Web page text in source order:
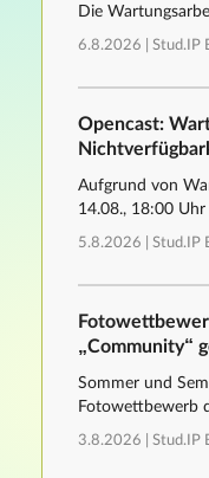
Die
6.8.2026 | Stud.IP
Opencast:
Aufgrund von
14.08., 18:00 Uhr
5.8.2026 | Stud.IP
„Community“
Sommer und
Fotowettbewerb
3.8.2026 | Stud.IP